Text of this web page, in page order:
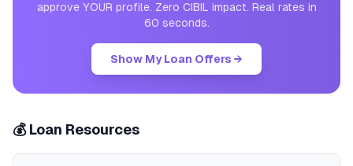
approve YOUR profile. Zero CIBIL impact. Real rates in
60 seconds.
Show My Loan Offers →
💰 Loan Resources